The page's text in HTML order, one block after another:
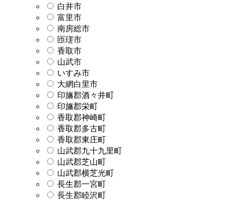
白井市
富里市
南房総市
匝瑳市
香取市
山武市
いすみ市
大網白里市
印旛郡酒々井町
印旛郡栄町
香取郡神崎町
香取郡多古町
香取郡東庄町
山武郡九十九里町
山武郡芝山町
山武郡横芝光町
長生郡一宮町
長生郡睦沢町